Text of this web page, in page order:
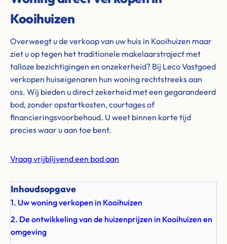
Kooihuizen
Overweegt u de verkoop van uw huis in Kooihuizen maar
ziet u op tegen het traditionele makelaarstraject met
talloze bezichtigingen en onzekerheid? Bij Leco Vastgoed
verkopen huiseigenaren hun woning rechtstreeks aan
ons. Wij bieden u direct zekerheid met een gegarandeerd
bod, zonder opstartkosten, courtages of
financieringsvoorbehoud. U weet binnen korte tijd
precies waar u aan toe bent.
Vraag vrijblijvend een bod aan
Inhoudsopgave
1. Uw woning verkopen in Kooihuizen
2. De ontwikkeling van de huizenprijzen in Kooihuizen en
omgeving